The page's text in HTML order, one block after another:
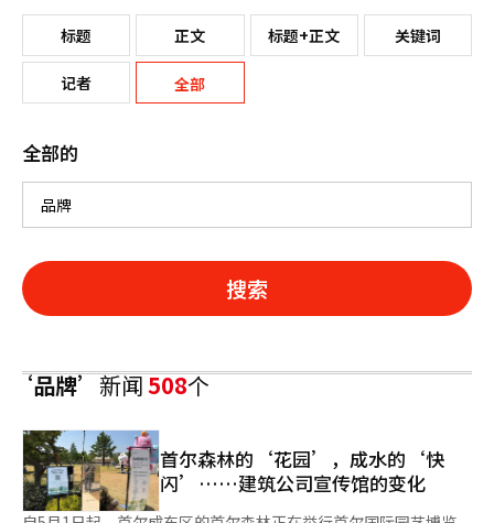
标题 正文 标题+正文 关键词
记者 全部
全部的
搜索
‘品牌’新闻508个
首尔森林的‘花园’，成水的‘快
闪’……建筑公司宣传馆的变化